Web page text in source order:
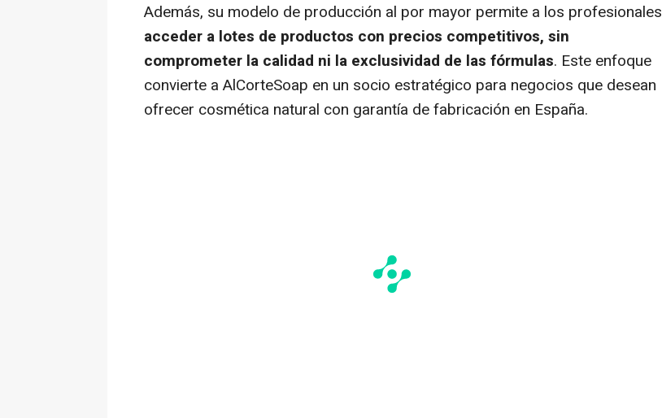
Además, su modelo de producción al por mayor permite a los profesionales
acceder a lotes de productos con precios competitivos, sin
comprometer la calidad ni la exclusividad de las fórmulas. Este enfoque
convierte a AlCorteSoap en un socio estratégico para negocios que desean
ofrecer cosmética natural con garantía de fabricación en España.